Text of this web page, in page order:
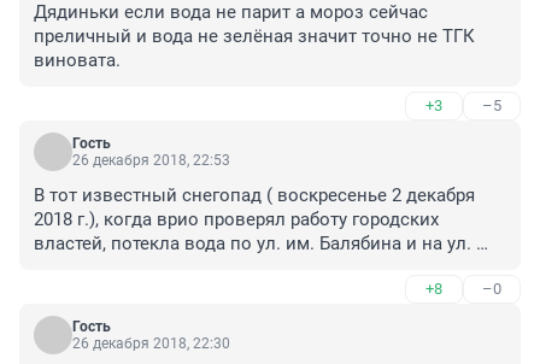
Дядиньки если вода не парит а мороз сейчас
преличный и вода не зелёная значит точно не ТГК
виновата.
+3 –5
Гость
26 декабря 2018, 22:53
В тот известный снегопад ( воскресенье 2 декабря
2018 г.), когда врио проверял работу городских
властей, потекла вода по ул. им. Балябина и на ул.
с дорожного полотна? То, что дорожники поскоблили
снег у бордюра на Ленинградской, 3 дня назад - не
считается.
+8 –0
Гость
26 декабря 2018, 22:30